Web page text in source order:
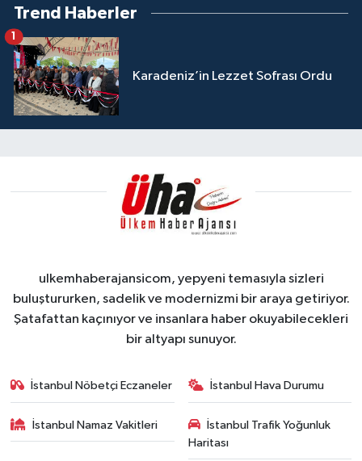
Trend Haberler
Karadeniz’in Lezzet Sofrası Ordu
1
ulkemhaberajansicom, yepyeni temasıyla sizleri
buluştururken, sadelik ve modernizmi bir araya getiriyor.
Şatafattan kaçınıyor ve insanlara haber okuyabilecekleri
bir altyapı sunuyor.
İstanbul Nöbetçi Eczaneler İstanbul Hava Durumu
İstanbul Namaz Vakitleri
İstanbul Trafik Yoğunluk
Haritası